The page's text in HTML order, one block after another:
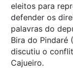
eleitos para
defender os
palavras do
Bira do Pindaré
discutiu o
Cajueiro.